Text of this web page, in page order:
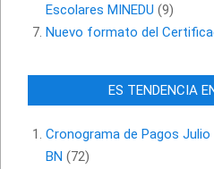
Escolares MINEDU (9)
Nuevo formato del
ES TENDENCIA
Cronograma de Pagos
BN (72)